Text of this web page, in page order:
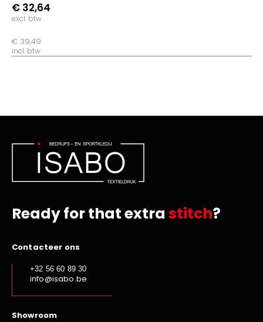
€ 32,64
excl. btw
€ 39,49
incl. btw
Ready for that extra stitch?
Contacteer ons
+32 56 60 89 30
info@isabo.be
Showroom